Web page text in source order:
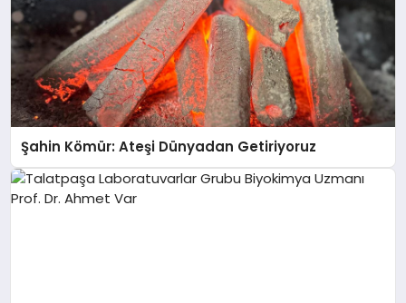
Şahin Kömür: Ateşi Dünyadan Getiriyoruz